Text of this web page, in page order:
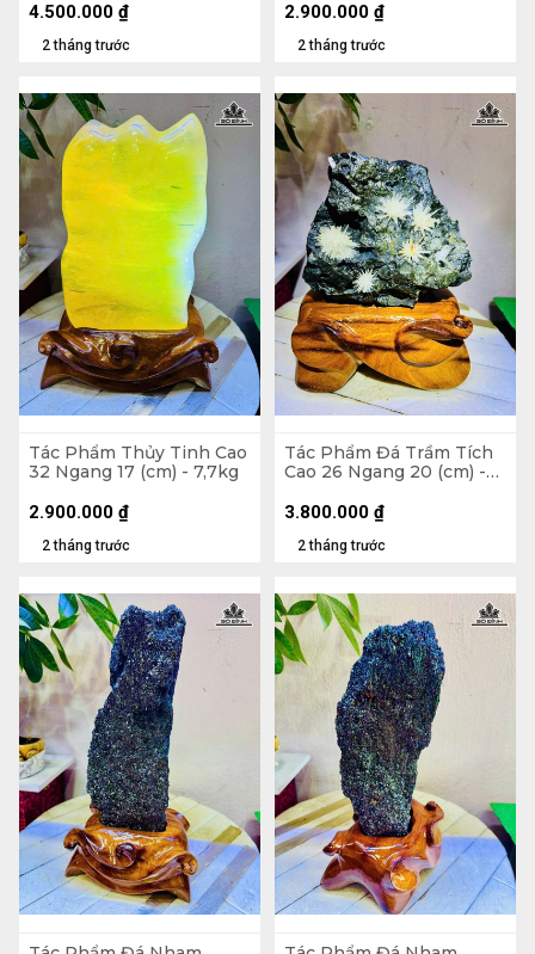
2 tháng trước
4.500.000 ₫
2 tháng trước
2.900.000 ₫
Tác Phẩm Thủy Tinh Cao
32 Ngang 17 (cm) - 7,7kg
2 tháng trước
2.900.000 ₫
Tác Phẩm Đá Trầm Tích
Cao 26 Ngang 20 (cm) -
2 tháng trước
3.800.000 ₫